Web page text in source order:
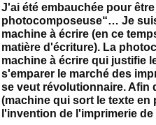
J'ai été embauchée pour
photocomposeuse“… Je
machine à écrire (en ce
matière d'écriture). La
machine à écrire qui justifie
s'emparer le marché des
se veut révolutionnaire. Afin
(machine qui sort le texte
l'invention de l'imprimerie